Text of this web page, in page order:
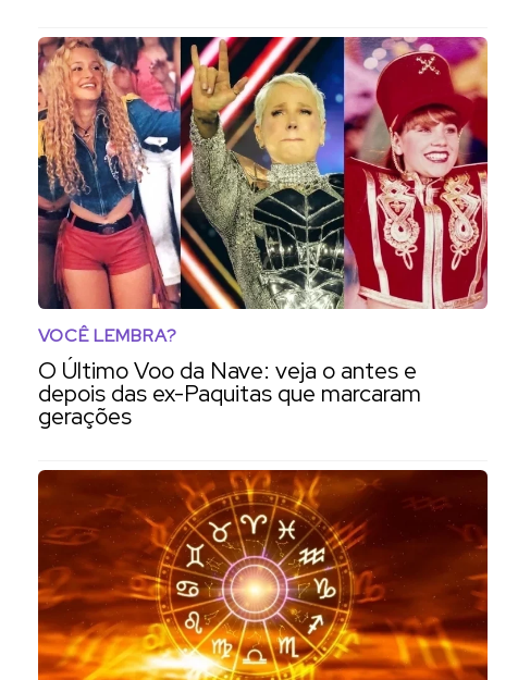
VOCÊ LEMBRA?
O Último Voo da Nave: veja o antes e
depois das ex-Paquitas que marcaram
gerações